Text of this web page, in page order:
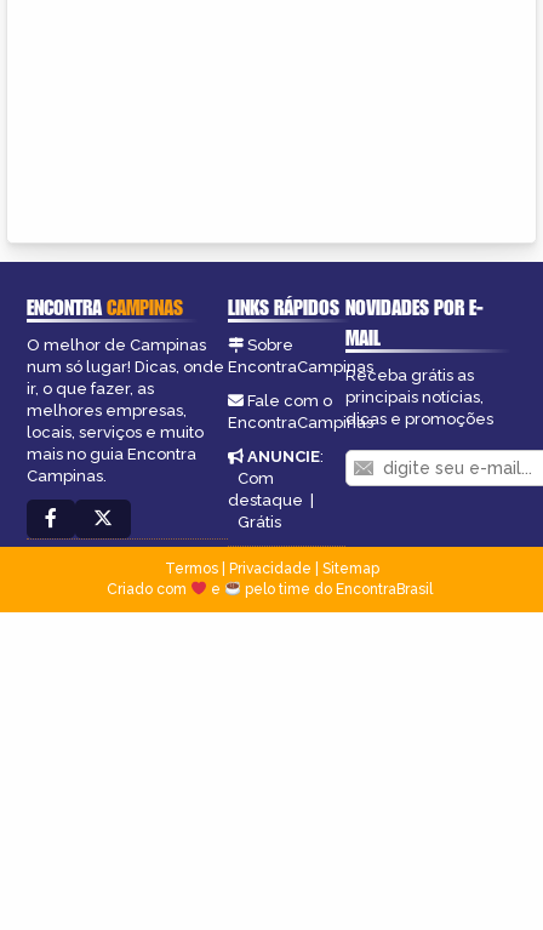
ENCONTRACAMPINAS
O melhor de Campinas
num só lugar! Dicas, onde
ir, o que fazer, as
melhores empresas,
locais, serviços e muito
mais no guia Encontra
Campinas.
LINKS RÁPIDOS
Sobre
EncontraCampinas
Fale com o
EncontraCampinas
ANUNCIE:
Com
destaque |
Grátis
NOVIDADES POR E-
MAIL
Receba grátis as
principais notícias,
dicas e promoções
Termos| Privacidade
Sitemap
Criado com
e pelo time do EncontraBrasil